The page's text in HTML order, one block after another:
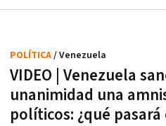
VIDEO | Venezuela
unanimidad una
políticos: ¿qué
POLÍTICA/ Venezuela